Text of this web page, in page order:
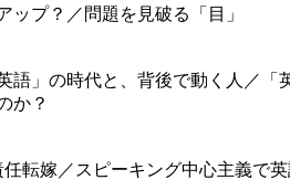
プ？／問題を見破る「目」
語」の時代と、背後で動く人／
か？
転嫁／スピーキング中心主義